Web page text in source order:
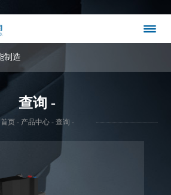
制造
查询 -
首页- 产品中心- 查询 -